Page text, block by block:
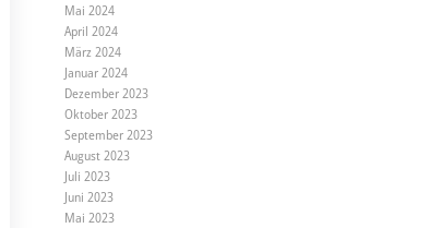
Mai 2024
April 2024
März 2024
Januar 2024
Dezember 2023
Oktober 2023
September 2023
August 2023
Juli 2023
Juni 2023
Mai 2023